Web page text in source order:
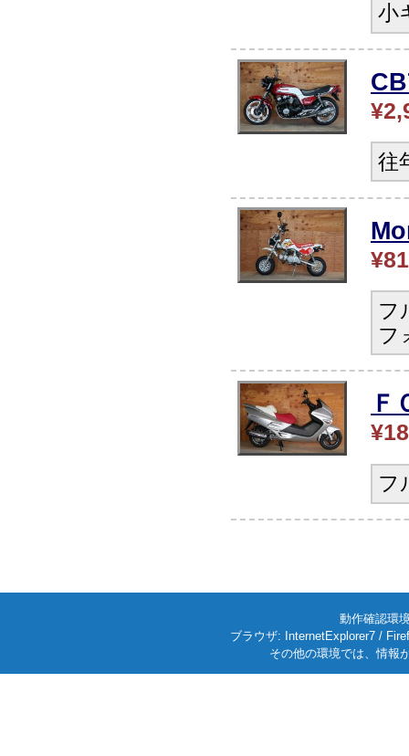
小
往
フ
フ
Ｆ
フ
動作確認環
ブラウザ: InternetExplorer7 /
その他の環境では、情報